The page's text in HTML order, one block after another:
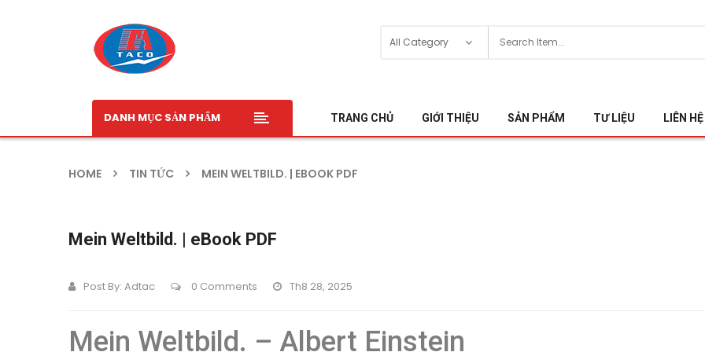
DANH MỤC SẢN PHẨM TRANG CHỦ GIỚI THIỆU SẢN PHẨM TƯ LIỆU LIÊN HỆ
HOME TIN TỨC MEIN WELTBILD. | EBOOK PDF
Mein Weltbild. | eBook PDF
Post By: Adtac 0 Comments Th8 28, 2025
Mein Weltbild. – Albert Einstein